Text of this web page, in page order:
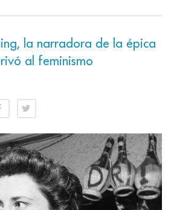
la narradora de la épica
al feminismo